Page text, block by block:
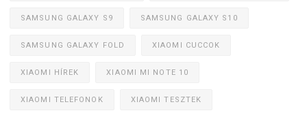
SAMSUNG GALAXY S9 SAMSUNG GALAXY S10
SAMSUNG GALAXY FOLD XIAOMI CUCCOK
XIAOMI HÍREK XIAOMI MI NOTE 10
XIAOMI TELEFONOK XIAOMI TESZTEK